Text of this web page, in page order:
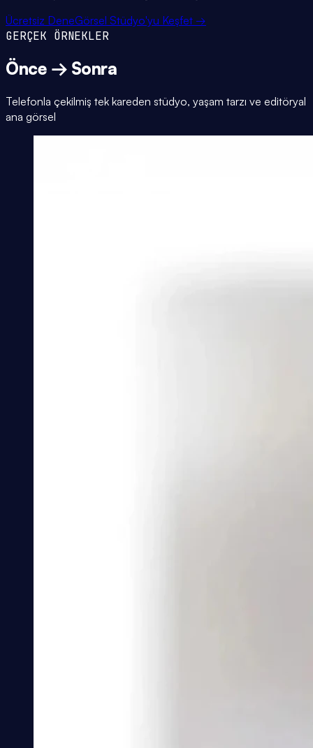
Ücretsiz DeneGörsel Stüdyo'yu Keşfet →
GERÇEK ÖRNEKLER
Önce → Sonra
Telefonla çekilmiş tek kareden stüdyo, yaşam tarzı ve editöryal
ana görsel